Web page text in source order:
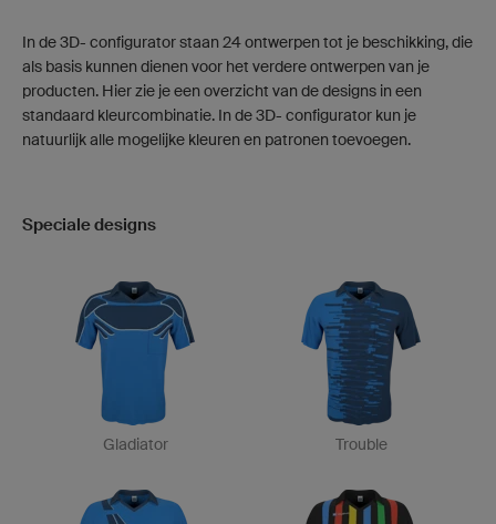
In de 3D- configurator staan 24 ontwerpen tot je beschikking, die
als basis kunnen dienen voor het verdere ontwerpen van je
producten. Hier zie je een overzicht van de designs in een
standaard kleurcombinatie. In de 3D- configurator kun je
natuurlijk alle mogelijke kleuren en patronen toevoegen.
Speciale designs
Gladiator Trouble